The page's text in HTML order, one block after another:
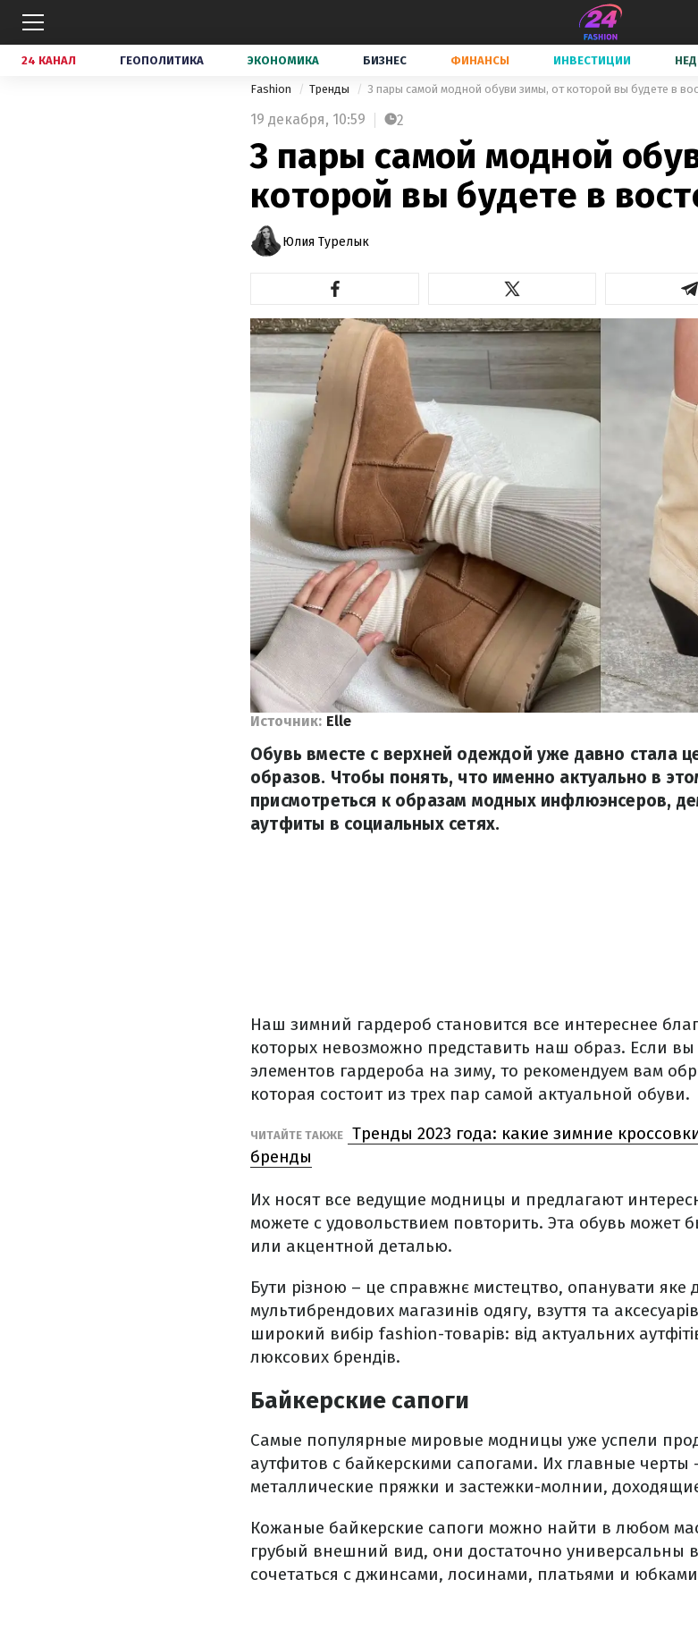
24 КАНАЛ ГЕОПОЛИТИКА ЭКОНОМИКА БИЗНЕС ФИНАНСЫ ИНВЕСТИЦИИ
Fashion Тренды 3 пары самой модной обуви зимы, от которой вы будете в
19 декабря, 10:59 2
3 пары самой модной
которой вы будете в
Юлия Турелык
Источник: Elle
Обувь вместе с верхней одеждой уже давно стала
образов. Чтобы понять, что именно актуально в
присмотреться к образам модных инфлюэнсеров,
аутфиты в социальных сетях.
Наш зимний гардероб становится все интереснее
которых невозможно представить наш образ. Если
элементов гардероба на зиму, то рекомендуем вам
которая состоит из трех пар самой актуальной обуви.
ЧИТАЙТЕ ТАКЖЕ
Тренды 2023 года: какие зимние
бренды
Их носят все ведущие модницы и предлагают
можете с удовольствием повторить. Эта обувь может
или акцентной деталью.
Бути різною – це справжнє мистецтво, опанувати
мультибрендових магазинів одягу, взуття та
широкий вибір fashion-товарів: від актуальних
люксових брендів.
Байкерские сапоги
Самые популярные мировые модницы уже успели
аутфитов с байкерскими сапогами. Их главные
металлические пряжки и застежки-молнии,
Кожаные байкерские сапоги можно найти в любом
грубый внешний вид, они достаточно универсальны
сочетаться с джинсами, лосинами, платьями и